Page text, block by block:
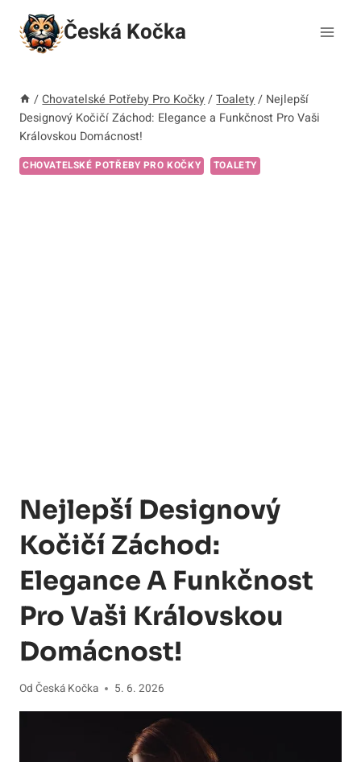
Přeskočit
obsah
Česká Kočka
/ Chovatelské Potřeby Pro Kočky / Toalety / Nejlepší
Designový Kočičí Záchod: Elegance a Funkčnost Pro Vaši
Královskou Domácnost!
CHOVATELSKÉ POTŘEBY PRO KOČKY TOALETY
Nejlepší Designový
Kočičí Záchod:
Elegance A Funkčnost
Pro Vaši Královskou
Domácnost!
Od Česká Kočka 5. 6. 2026